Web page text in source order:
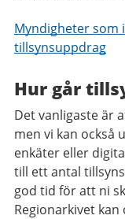
Myndigheter som
tillsynsuppdrag
Hur går
Det vanligaste är
men vi kan också
enkäter eller
till ett antal
god tid för att ni
Regionarkivet